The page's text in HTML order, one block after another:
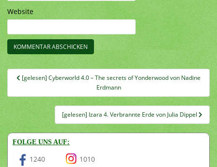
Website
Beitragsnavigation
[gelesen] Cyberworld 4.0 – The secrets of Yonderwood von Nadine
Erdmann
[gelesen] Izara 4. Verbrannte Erde von Julia Dippel
FOLGE UNS AUF:
1240 1010